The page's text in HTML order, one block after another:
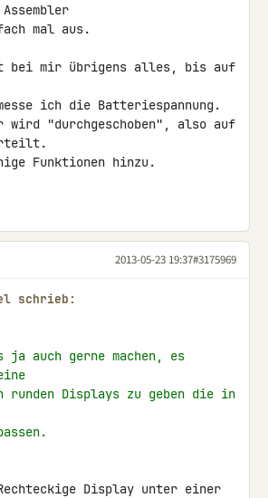
mal aus.
bei mir übrigens alles, bis auf
ich die Batteriespannung.
wird "durchgeschoben", also auf
Funktionen hinzu.
2013-05-23 19:37#3175969
schrieb:
ja auch gerne machen, es
runden Displays zu geben die in
Display unter einer